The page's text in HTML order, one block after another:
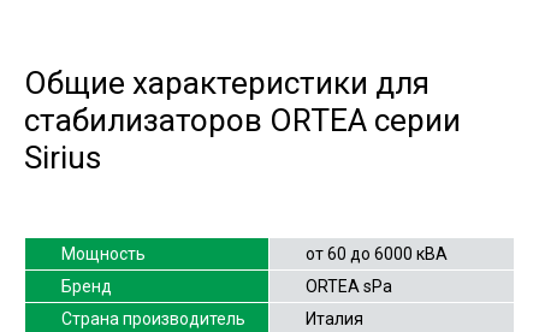
Общие характеристики для
стабилизаторов ORTEA серии
Sirius
Мощность
от 60 до 6000 кВА
Бренд
ORTEA sPa
Страна производитель
Италия